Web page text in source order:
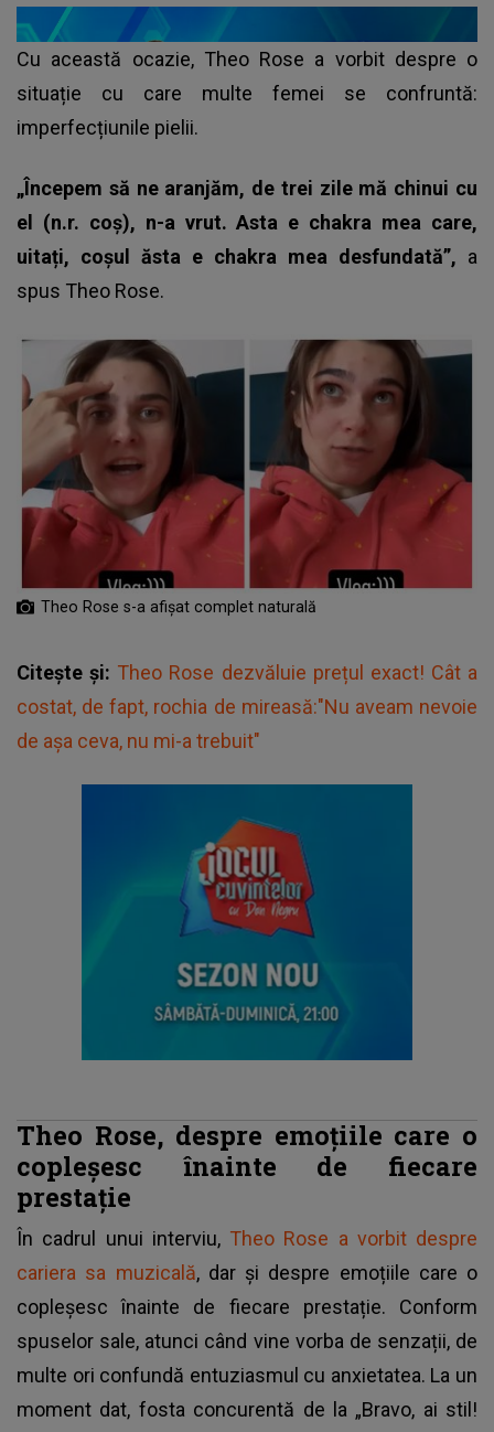
Cu această ocazie, Theo Rose a vorbit despre o
situație cu care multe femei se confruntă:
imperfecțiunile pielii.
„Începem să ne aranjăm, de trei zile mă chinui cu
el (n.r. coș), n-a vrut. Asta e chakra mea care,
uitați, coșul ăsta e chakra mea desfundată”, a
spus Theo Rose.
Theo Rose s-a afișat complet naturală
Citește și: Theo Rose dezvăluie prețul exact! Cât a
costat, de fapt, rochia de mireasă:"Nu aveam nevoie
de așa ceva, nu mi-a trebuit"
Theo Rose, despre emoțiile care o
copleșesc înainte de fiecare
prestație
În cadrul unui interviu, Theo Rose a vorbit despre
cariera sa muzicală, dar și despre emoțiile care o
copleșesc înainte de fiecare prestație. Conform
spuselor sale, atunci când vine vorba de senzații, de
multe ori confundă entuziasmul cu anxietatea. La un
moment dat, fosta concurentă de la „Bravo, ai stil!